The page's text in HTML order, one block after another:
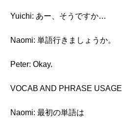
Yuichi: あー、そうですか…
Naomi: 単語行きましょうか。
Peter: Okay.
VOCAB AND PHRASE USAGE
Naomi: 最初の単語は